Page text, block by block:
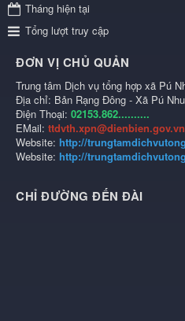
Tháng hiện tại
Tổng lượt truy cập
ĐƠN VỊ CHỦ QUẢN
Trung tâm Dịch vụ tổng hợp xã Pú
Địa chỉ: Bản Rạng Đông - Xã Pú
Điện Thoại: 02153.862..........
EMail: ttdvth.xpn@dienbien.gov.vn
Website: http://
Website: http://
CHỈ ĐƯỜNG ĐẾN ĐÀI